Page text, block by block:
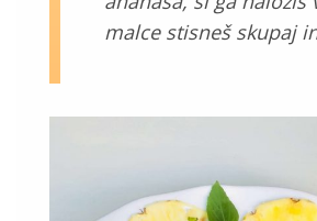
malce stisneš skupaj